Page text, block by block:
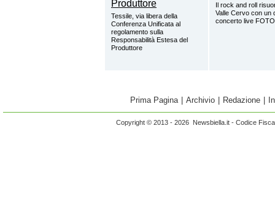
Tessile, via libera della
Conferenza Unificata al
regolamento sulla
Responsabilità Estesa del
Produttore
Il rock and roll
Valle Cervo con un
concerto live FOTO
Prima Pagina Archivio Redazione
Copyright © 2013 - 2026 Newsbiella.it - Codice